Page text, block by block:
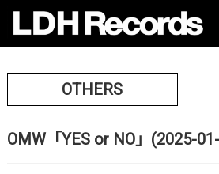
OTHERS
OMW「YES or NO」(2025-